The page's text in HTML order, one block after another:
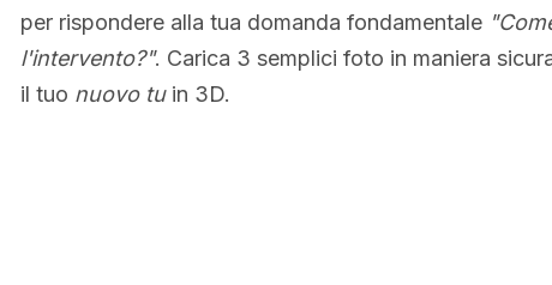
per rispondere alla tua domanda fondamentale
l'intervento?". Carica 3 semplici foto in maniera
il tuo nuovo tuin 3D.